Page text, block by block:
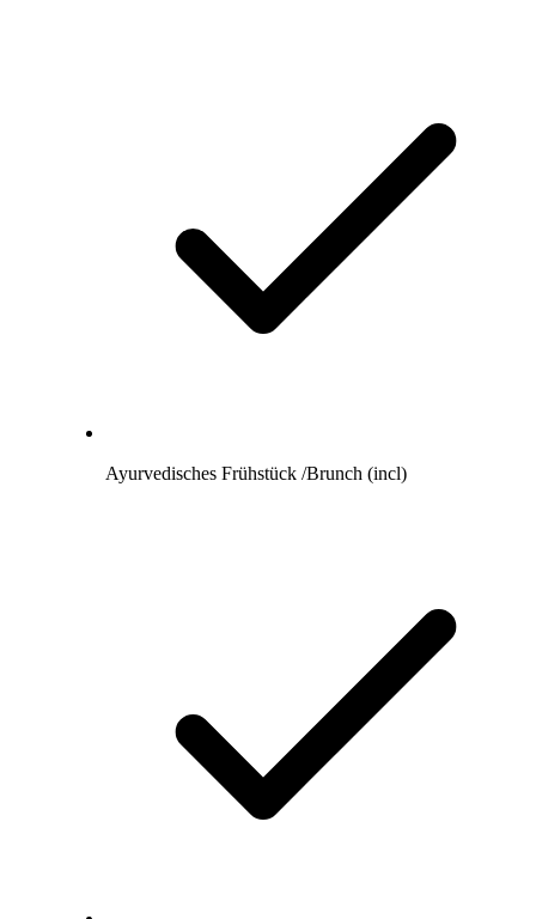
Ayurvedisches Frühstück /Brunch (incl)